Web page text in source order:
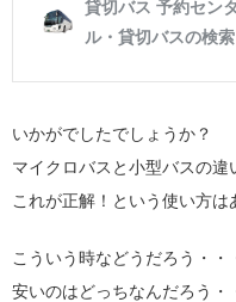
いかがでしたでしょうか？
マイクロバスと小型バスの違
これが正解！という使い方は
こういう時などうだろう・・
安いのはどっちなんだろう・